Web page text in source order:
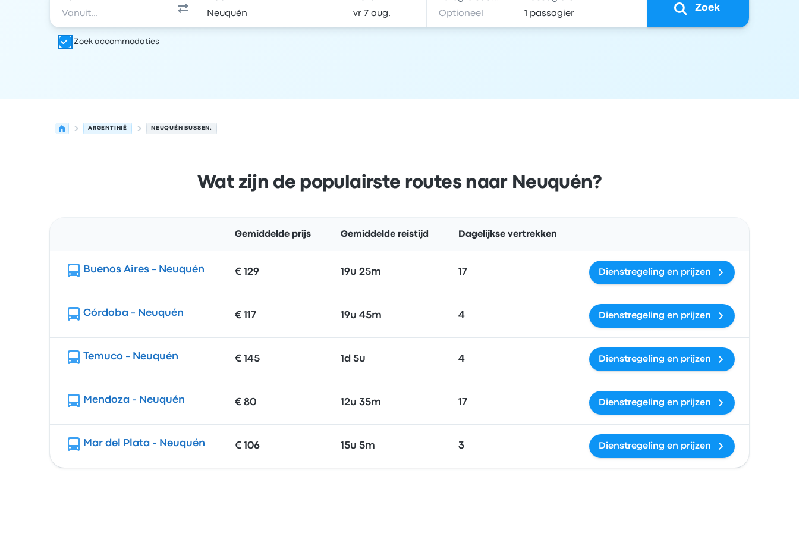
Zoek
Zoek accommodaties
ARGENTINIË NEUQUÉN BUSSEN.
Wat zijn de populairste routes naar Neuquén?
Gemiddelde prijs Gemiddelde reistijd Dagelijkse vertrekken
Buenos Aires - Neuquén € 129 19u 25m 17 Dienstregeling en prijzen
Córdoba - Neuquén € 117 19u 45m 4 Dienstregeling en prijzen
Temuco - Neuquén € 145 1d 5u 4 Dienstregeling en prijzen
Mendoza - Neuquén € 80 12u 35m 17 Dienstregeling en prijzen
Mar del Plata - Neuquén € 106 15u 5m 3 Dienstregeling en prijzen